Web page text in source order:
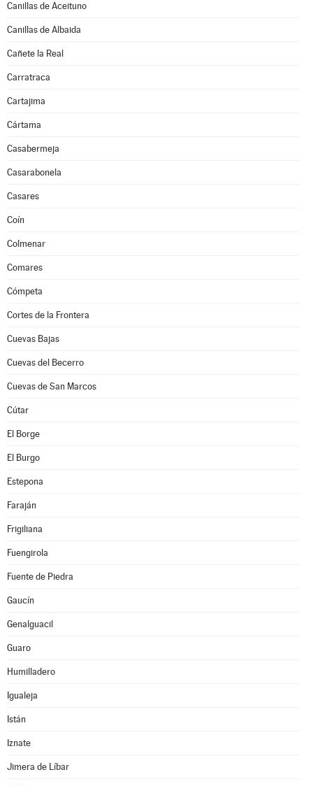
Canillas de Aceituno
Canillas de Albaida
Cañete la Real
Carratraca
Cartajima
Cártama
Casabermeja
Casarabonela
Casares
Coín
Colmenar
Comares
Cómpeta
Cortes de la Frontera
Cuevas Bajas
Cuevas del Becerro
Cuevas de San Marcos
Cútar
El Borge
El Burgo
Estepona
Faraján
Frigiliana
Fuengirola
Fuente de Piedra
Gaucín
Genalguacil
Guaro
Humilladero
Igualeja
Istán
Iznate
Jimera de Líbar